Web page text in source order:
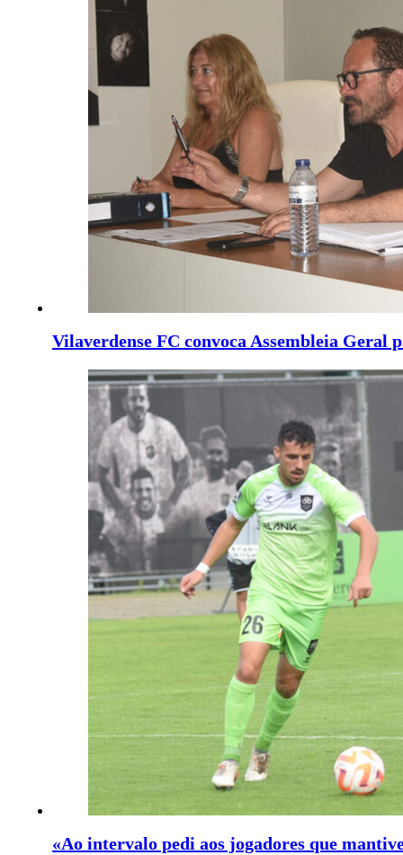
Vilaverdense FC convoca Assembleia Geral
«Ao intervalo pedi aos jogadores que